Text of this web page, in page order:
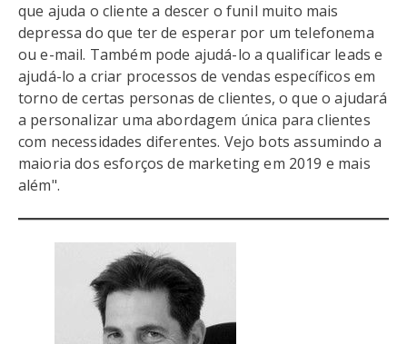
que ajuda o cliente a descer o funil muito mais
depressa do que ter de esperar por um telefonema
ou e-mail. Também pode ajudá-lo a qualificar leads e
ajudá-lo a criar processos de vendas específicos em
torno de certas personas de clientes, o que o ajudará
a personalizar uma abordagem única para clientes
com necessidades diferentes. Vejo bots assumindo a
maioria dos esforços de marketing em 2019 e mais
além".